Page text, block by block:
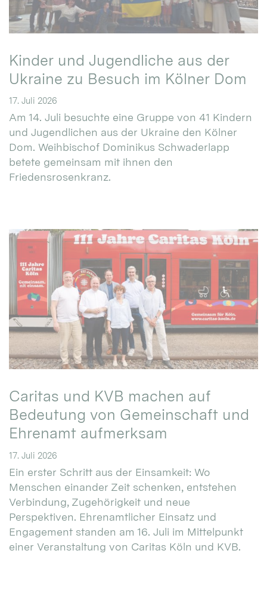
Kinder und Jugendliche aus der
Ukraine zu Besuch im Kölner Dom
17. Juli 2026
Am 14. Juli besuchte eine Gruppe von 41 Kindern
und Jugendlichen aus der Ukraine den Kölner
Dom. Weihbischof Dominikus Schwaderlapp
betete gemeinsam mit ihnen den
Friedensrosenkranz.
Caritas und KVB machen auf
Bedeutung von Gemeinschaft und
Ehrenamt aufmerksam
17. Juli 2026
Ein erster Schritt aus der Einsamkeit: Wo
Menschen einander Zeit schenken, entstehen
Verbindung, Zugehörigkeit und neue
Perspektiven. Ehrenamtlicher Einsatz und
Engagement standen am 16. Juli im Mittelpunkt
einer Veranstaltung von Caritas Köln und KVB.